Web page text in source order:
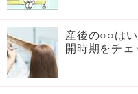
産後の○○は
開時期をチェ